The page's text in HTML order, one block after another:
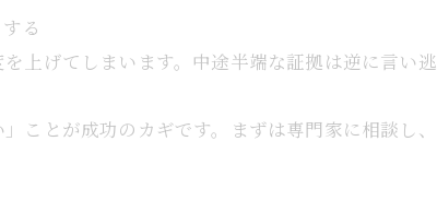
る
上げてしまいます。中途半端な証拠は逆に言い逃
ことが成功のカギです。まずは専門家に相談し